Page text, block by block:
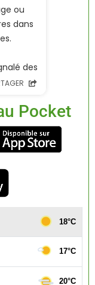
Pocket